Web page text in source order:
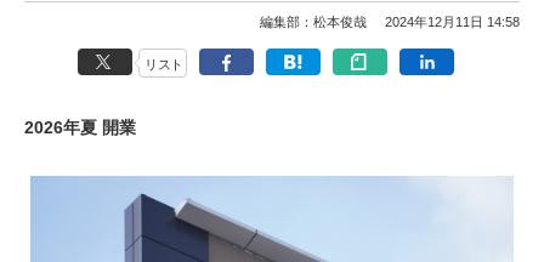
編集部：松本俊哉 2024年12月11日 14:58
リスト
2026年夏 開業